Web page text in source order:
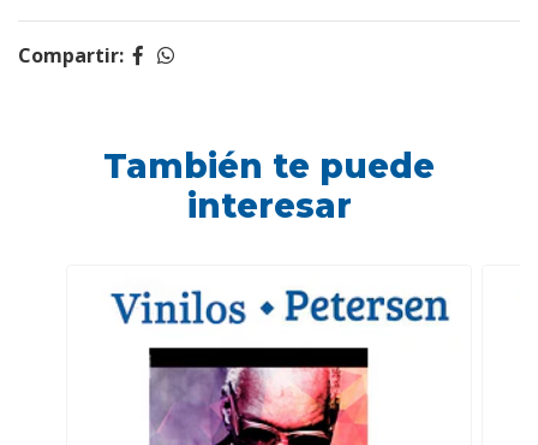
Compartir:
También te puede
interesar